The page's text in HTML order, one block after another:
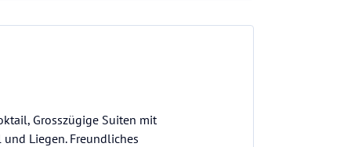
Grosszügige Suiten mit
und Liegen. Freundliches